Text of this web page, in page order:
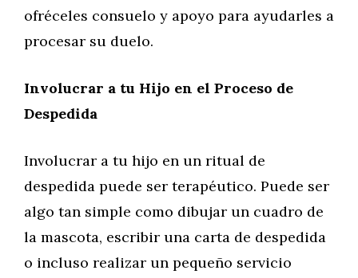
ofréceles consuelo y apoyo para ayudarles a
procesar su duelo.
Involucrar a tu Hijo en el Proceso de
Despedida
Involucrar a tu hijo en un ritual de
despedida puede ser terapéutico. Puede ser
algo tan simple como dibujar un cuadro de
la mascota, escribir una carta de despedida
o incluso realizar un pequeño servicio